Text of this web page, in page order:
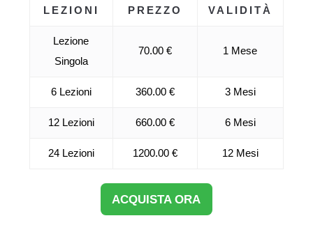
LEZIONI PREZZO VALIDITÀ
Lezione
Singola
70.00 € 1 Mese
6 Lezioni 360.00 € 3 Mesi
12 Lezioni 660.00 € 6 Mesi
24 Lezioni 1200.00 € 12 Mesi
ACQUISTA ORA